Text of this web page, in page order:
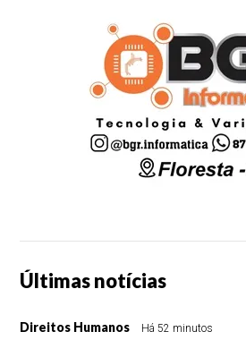
Últimas notícias
Direitos Humanos Há 52 minutos